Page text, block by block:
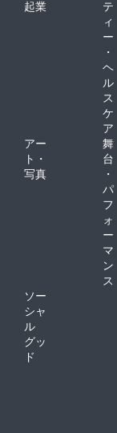
起業
テ
ィ
ー
・
ヘ
ル
ス
ケ
ア
アー
ト・
写真
舞
台
・
パ
フ
ォ
ー
マ
ン
ス
ソー
シャ
ル
グッ
ド